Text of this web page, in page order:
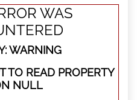
WAS
WARNING
TO READ PROPERTY
NULL